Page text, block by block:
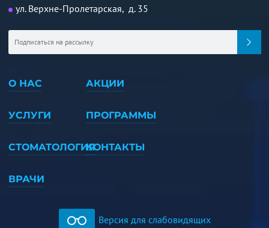
ул. Верхне-Пролетарская, д. 35
О НАС
УСЛУГИ
СТОМАТОЛОГИЯ
ВРАЧИ
АКЦИИ
ПРОГРАММЫ
КОНТАКТЫ
Версия для слабовидящих